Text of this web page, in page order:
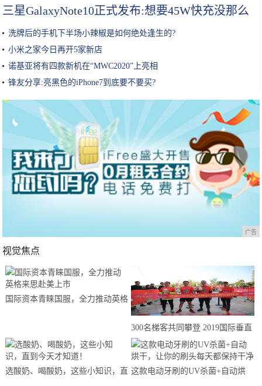
三星GalaxyNote10正式发布:想要45W快充没那么
洗牌后的手机下半场小辣椒是如何绝处逢生的?
小米之家今日再开5家新店
诺基亚将有四款新机在“MWC2020”上亮相
锋友分享:亮黑色的iPhone7到底要不要买?
广告
视觉焦点
国际资本青睐国服，全力推动英格
300名梯客共同攀登 2019国际垂直
马拉松超级精英赛顺德海骏达中心
站欢乐开跑
选酸奶、喝酸奶，这些小知识，直 这款电动牙刷的UV杀菌+自动烘